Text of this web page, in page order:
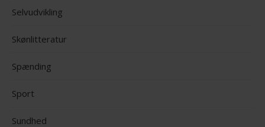
Selvudvikling
Skønlitteratur
Spænding
Sport
Sundhed